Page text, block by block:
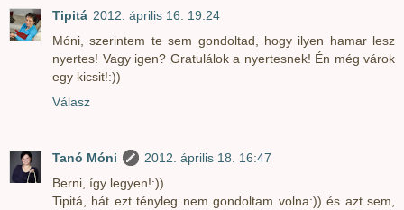
Tipitá 2012. április 16. 19:24
Móni, szerintem te sem gondoltad, hogy ilyen hamar lesz
nyertes! Vagy igen? Gratulálok a nyertesnek! Én még várok
egy kicsit!:))
Válasz
Tanó Móni
2012. április 18. 16:47
Berni, így legyen!:))
Tipitá, hát ezt tényleg nem gondoltam volna:)) és azt sem,